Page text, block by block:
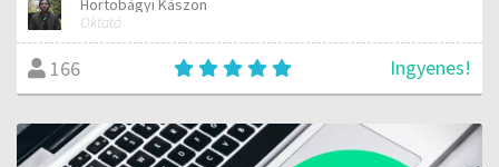
Hortobágyi Kászon
Oktató
166 Ingyenes!